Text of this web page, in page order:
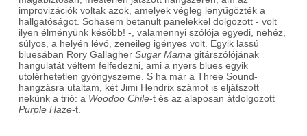
improvizációk voltak azok, amelyek végleg lenyűgözték a
hallgatóságot. Sohasem betanult panelekkel dolgozott - volt
ilyen élményünk később! -, valamennyi szólója egyedi, nehéz,
súlyos, a helyén lévő, zeneileg igényes volt. Egyik lassú
bluesában Rory Gallagher Sugar Mama gitárszólójának
hangulatát véltem felfedezni, ami a nyers blues egyik
utolérhetetlen gyöngyszeme. S ha már a Three Sound-
hangzásra utaltam, két Jimi Hendrix számot is eljátszott
nekünk a trió: a Woodoo Chile-t és az alaposan átdolgozott
Purple Haze-t.